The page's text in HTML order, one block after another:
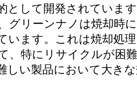
として開発されていま
グリーンナノは焼却時
います。これは焼却処
、特にリサイクルが困
しい製品において大き